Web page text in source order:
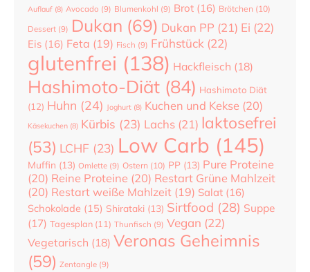
Auflauf (8) Avocado (9) Blumenkohl (9) Brot (16) Brötchen (10)
Dessert (9) Dukan (69) Dukan PP (21) Ei (22)
Eis (16) Feta (19) Fisch (9) Frühstück (22)
glutenfrei (138) Hackfleisch (18)
Hashimoto-Diät (84) Hashimoto Diät
(12) Huhn (24) Joghurt (8) Kuchen und Kekse (20)
Käsekuchen (8) Kürbis (23) Lachs (21) laktosefrei
(53) LCHF (23) Low Carb (145)
Muffin (13) Omlette (9) Ostern (10) PP (13) Pure Proteine
(20) Reine Proteine (20) Restart Grüne Mahlzeit
(20) Restart weiße Mahlzeit (19) Salat (16)
Schokolade (15) Shirataki (13) Sirtfood (28) Suppe
(17) Tagesplan (11) Thunfisch (9) Vegan (22)
Vegetarisch (18) Veronas Geheimnis
(59) Zentangle (9)